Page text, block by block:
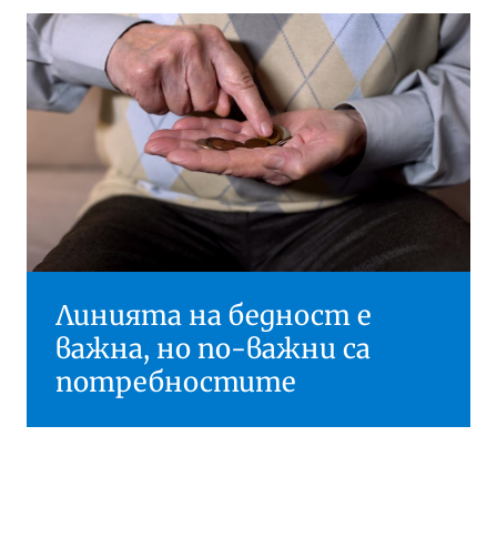
Линията на бедност е
важна, но по-важни са
потребностите